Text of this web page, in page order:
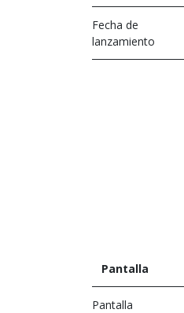
Fecha de
lanzamiento
Pantalla
Pantalla